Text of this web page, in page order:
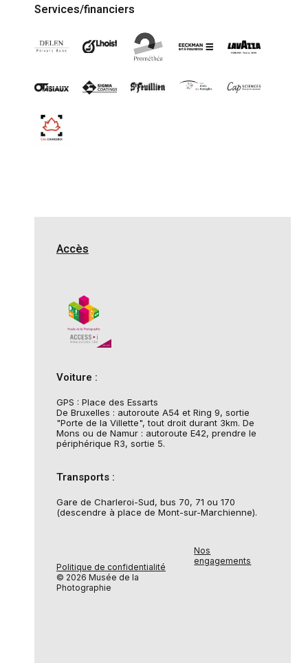
Services/financiers
Accès
Voiture :
GPS : Place des Essarts
De Bruxelles : autoroute A54 et Ring 9, sortie
"Porte de la Villette", tout droit durant 3km. De
Mons ou de Namur : autoroute E42, prendre le
périphérique R3, sortie 5.
Transports :
Gare de Charleroi-Sud, bus 70, 71 ou 170
(descendre à place de Mont-sur-Marchienne).
Politique de confidentialité
© 2026 Musée de la
Photographie
Nos
engagements